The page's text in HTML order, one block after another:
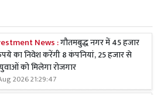
News :गौतमबुद्ध नगर में 45 हजार
का निवेश करेंगी 8 कंपनियां, 25 हजार से
को मिलेगा रोजगार
2026 21:29:47